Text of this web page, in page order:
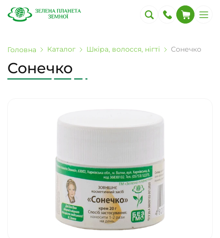
Головна Каталог Шкіра, волосся, нігті Сонечко
Сонечко